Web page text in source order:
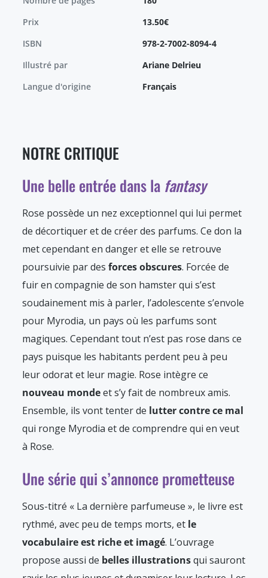
Prix
13.50€
ISBN
978-2-7002-8094-4
Illustré par
Ariane Delrieu
Langue d'origine
Français
NOTRE CRITIQUE
Une belle entrée dans la fantasy
Rose possède un nez exceptionnel qui lui permet
de décortiquer et de créer des parfums. Ce don la
met cependant en danger et elle se retrouve
poursuivie par des forces obscures. Forcée de
fuir en compagnie de son hamster qui s’est
soudainement mis à parler, l’adolescente s’envole
pour Myrodia, un pays où les parfums sont
magiques. Cependant tout n’est pas rose dans ce
pays puisque les habitants perdent peu à peu
leur odorat et leur magie. Rose intègre ce
nouveau mondeet s’y fait de nombreux amis.
Ensemble, ils vont tenter de lutter contre ce mal
qui ronge Myrodia et de comprendre qui en veut
à Rose.
Une série qui s’annonce prometteuse
Sous-titré « La dernière parfumeuse », le livre est
rythmé, avec peu de temps morts, et le
vocabulaire est riche et imagé. L’ouvrage
propose aussi de belles illustrationsqui sauront